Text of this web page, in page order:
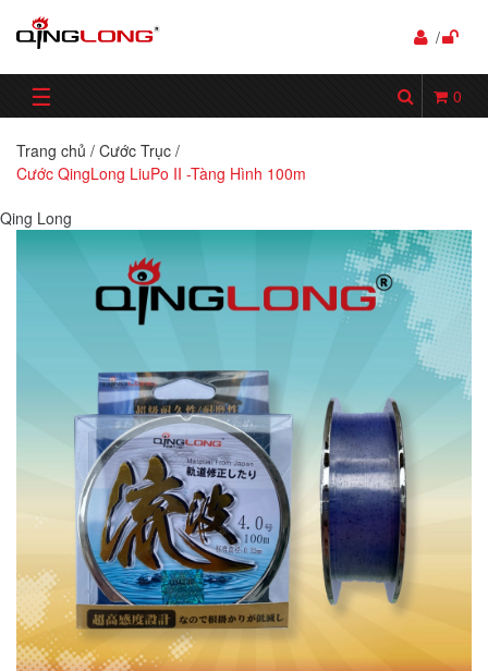
/
☰ 0
Trang chủ / Cước Trục /
Cước QingLong LiuPo II -Tàng Hình 100m
Qing Long